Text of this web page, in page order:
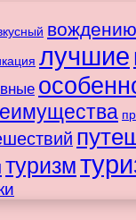
вождению
лучшие
туризм